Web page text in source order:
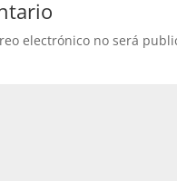
electrónico no será